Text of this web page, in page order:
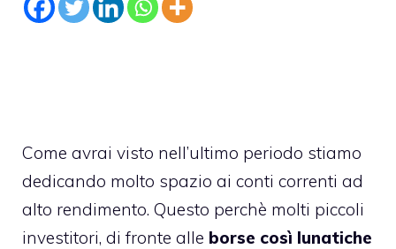
Come avrai visto nell’ultimo periodo stiamo
dedicando molto spazio ai conti correnti ad
alto rendimento. Questo perchè molti piccoli
investitori, di fronte alle borse così lunatiche